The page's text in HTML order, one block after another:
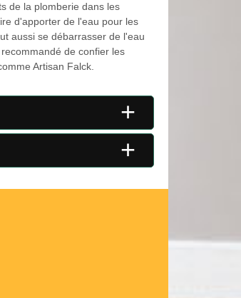
de la plomberie dans les
d'apporter de l'eau pour les
aussi se débarrasser de l'eau
de confier les
Artisan Falck.
+
+